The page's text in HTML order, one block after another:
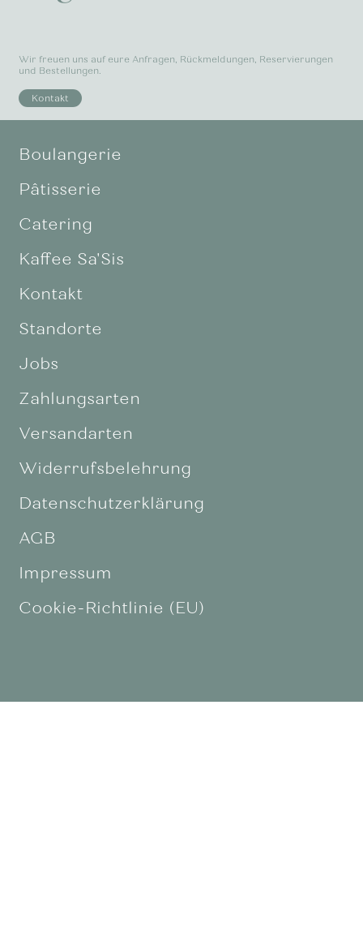
Wir freuen uns auf eure Anfragen, Rückmeldungen, Reservierungen
und Bestellungen.
Kontakt
Boulangerie
Pâtisserie
Catering
Kaffee Sa'Sis
Kontakt
Standorte
Jobs
Zahlungsarten
Versandarten
Widerrufsbelehrung
Datenschutzerklärung
AGB
Impressum
Cookie-Richtlinie (EU)